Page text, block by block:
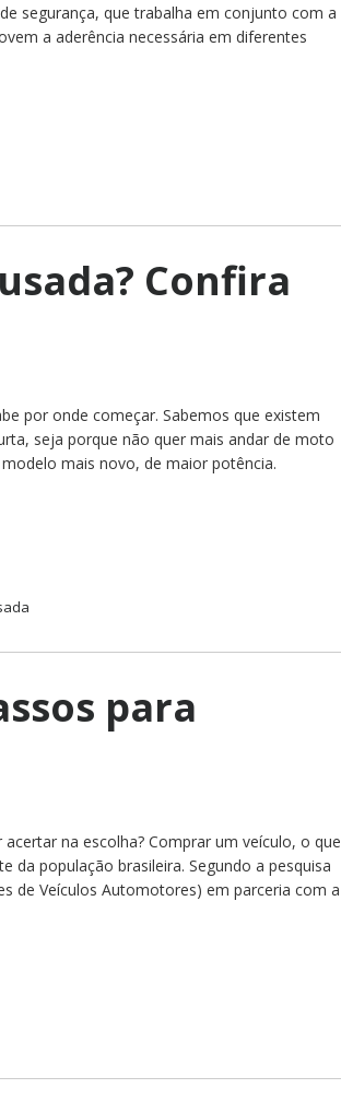
segurança, que trabalha em conjunto com a
a aderência necessária em diferentes
Confira
por onde começar. Sabemos que existem
seja porque não quer mais andar de moto
mais novo, de maior potência.
para
na escolha? Comprar um veículo, o que
da população brasileira. Segundo a pesquisa
de Veículos Automotores) em parceria com a